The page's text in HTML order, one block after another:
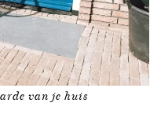
van je huis